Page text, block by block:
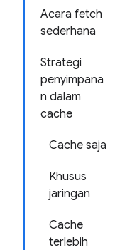
Acara fetch
sederhana
Strategi
penyimpana
n dalam
cache
Cache saja
Khusus
jaringan
Cache
terlebih